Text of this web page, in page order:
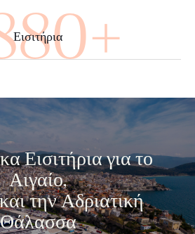
Εισιτήρια
Εισιτήρια για το
Αιγαίο,
την Αδριατική
Θάλασσα